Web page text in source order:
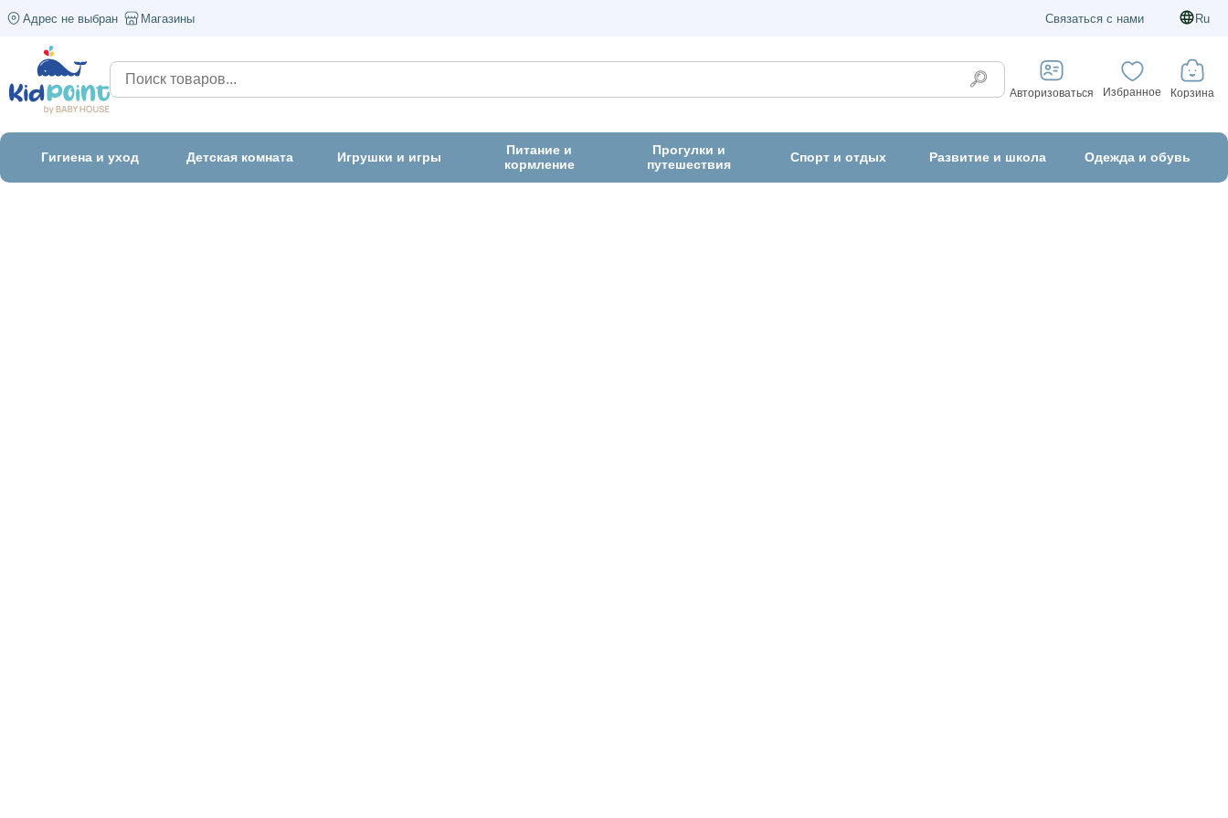
Адрес не выбран Магазины Связаться с нами Ru
Авторизоваться Избранное Корзина
Гигиена и уход Детская комната Игрушки и игры
Питание и
кормление
Прогулки и
путешествия
Спорт и отдых Развитие и школа Одежда и обувь